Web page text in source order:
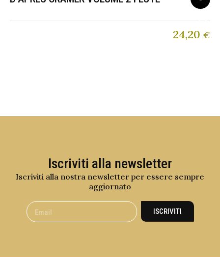
24,20 €
Iscriviti alla newsletter
Iscriviti alla nostra newsletter per essere sempre
aggiornato
ISCRIVITI